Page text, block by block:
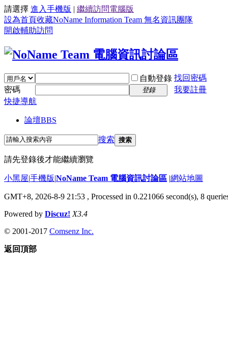
請選擇 進入手機版 | 繼續訪問電腦版
設為首頁收藏NoName Information Team 無名資訊團隊
開啟輔助訪問
自動登錄 找回密碼
密碼
登錄
我要註冊
快捷導航
論壇BBS
搜索 搜索
請先登錄後才能繼續瀏覽
小黑屋|手機版|NoName Team 電腦資訊討論區 |網站地圖
GMT+8, 2026-8-9 21:53 , Processed in 0.221066 second(s), 8
Powered by Discuz! X3.4
© 2001-2017 Comsenz Inc.
返回頂部